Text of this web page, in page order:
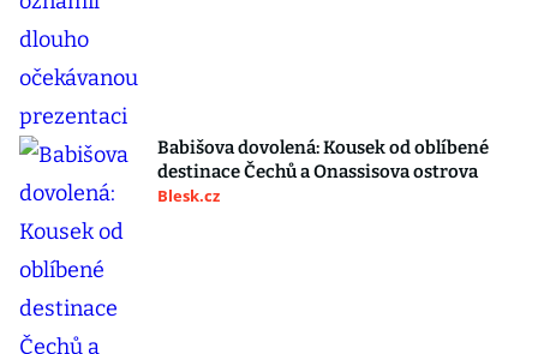
Babišova dovolená: Kousek od oblíbené
destinace Čechů a Onassisova ostrova
Blesk.cz